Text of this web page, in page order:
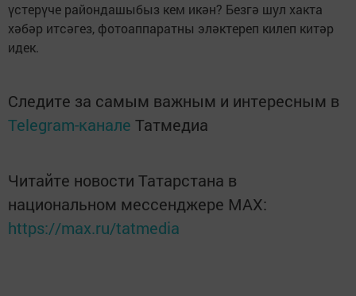
үстерүче райондашыбыз кем икән? Безгә шул хакта
хәбәр итсәгез, фотоаппаратны эләктереп килеп китәр
идек.
Следите за самым важным и интересным в
Telegram-канале Татмедиа
Читайте новости Татарстана в
национальном мессенджере MАХ:
https://max.ru/tatmedia